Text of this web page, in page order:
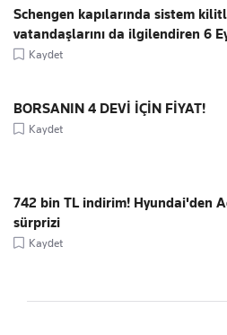
Schengen kapılarında sistem
vatandaşlarını da ilgilendiren 6
Kaydet
BORSANIN 4 DEVİ İÇİN FİYAT!
Kaydet
742 bin TL indirim! Hyundai'den
sürprizi
Kaydet